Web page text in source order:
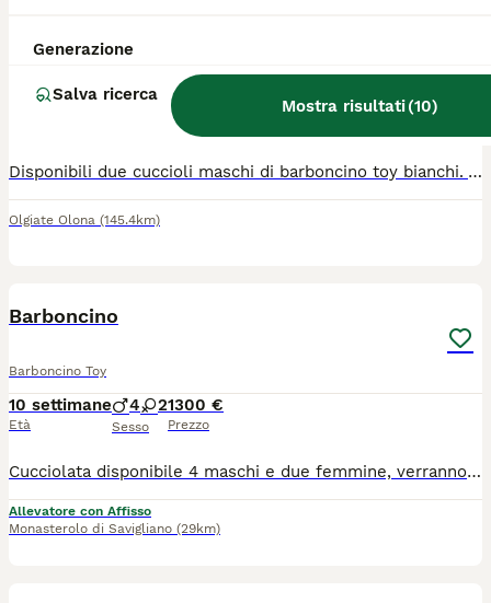
Generazione
Salva ricerca
Mostra risultati(10)
4 mesi 2 1500 €
Disponibili due cuccioli maschi di barboncino toy bianchi. Vengono consegnati con ciclo completo di sverminazione, vaccinazioni, microchip, petigree ENCI e registrazione all'anagrafe canina ASL. Molto affettuosi e con ottimo carattere. Genitori visibili.
Olgiate Olona (145.4km)
Barboncino
Barboncino Toy
10 settimane
Età
4 2
Sesso
1300 €
Prezzo
Cucciolata disponibile 4 maschi e due femmine, verranno ceduti con libretto sanitario, sverminati, vaccinati, microchip, passaggio di proprietà e residenza
Allevatore con Affisso
Monasterolo di Savigliano (29km)